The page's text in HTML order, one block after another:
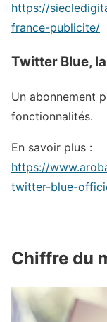
https://
france-publicite/
Twitter Blue,
Un abonnement
fonctionnalités.
En savoir plus :
https://
twitter-blue-
Chiffre du